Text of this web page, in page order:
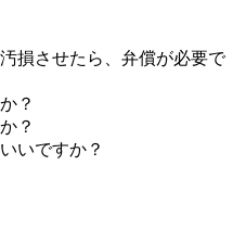
損させたら、弁償が必要で
？
？
いですか？